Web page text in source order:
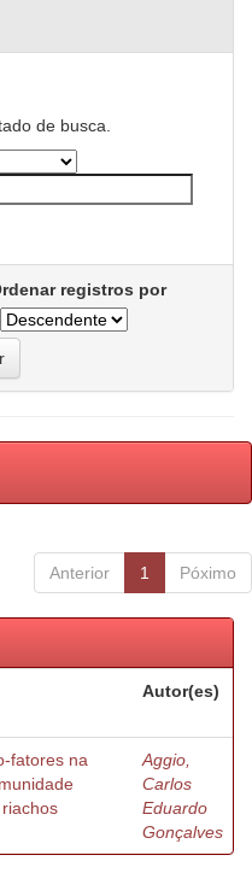
de busca.
registros por
Anterior 1 Póximo
Autor(es)
fatores na
Aggio,
Carlos
Eduardo
Gonçalves